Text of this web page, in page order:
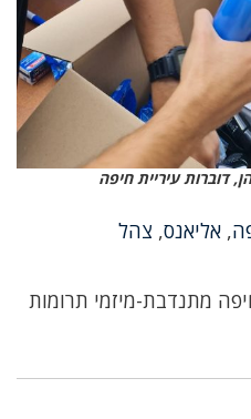
דוברות עיריית חיפה
, אליאנס, צהל
מתנדבת-מיזמי תרומות